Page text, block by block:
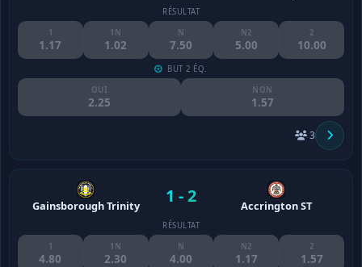
RÉSULTAT
1
1.17
1N
1.02
N
7.50
N2
5.00
2
10.00
BUT 2 ÉQ.
OUI
2.25
NON
1.57
3
Gainsborough Trinity 1 - 2 Accrington ST
RÉSULTAT
1
4.80
1N
2.30
N
4.00
N2
1.17
2
1.57